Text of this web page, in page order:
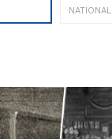
NATIONAL